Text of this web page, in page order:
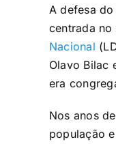
A defesa
centrada
Nacional
Olavo Bilac
era
Nos anos
população